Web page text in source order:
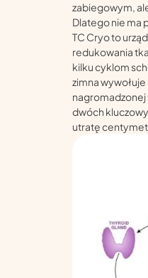
zabiegowym,
Dlatego nie ma
TC Cryo to
redukowania
kilku cyklom
zimna
nagromadzonej
dwóch
utratę